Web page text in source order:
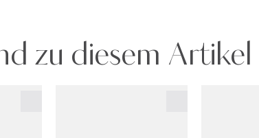
zu diesem Artikel